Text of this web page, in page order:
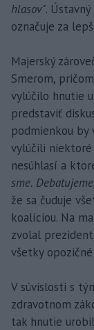
hlasov".
označuje za
Majerský
Smerom,
vylúčilo hnutie
predstaviť
podmienkou by
vylúčili
nesúhlasí a
sme.
že sa čuduje
koalíciou. Na
zvolal
všetky
V súvislosti s
zdravotnom
tak hnutie